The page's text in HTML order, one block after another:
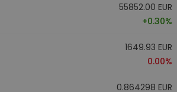
55852.00 EUR
+0.30%
1649.93 EUR
0.00%
0.864298 EUR